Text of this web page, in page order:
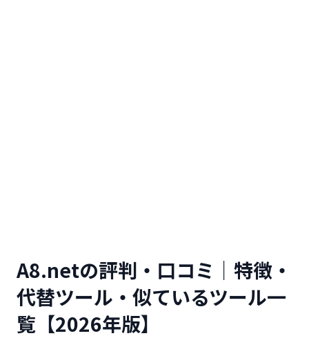
A8.netの評判・口コミ｜特徴・
代替ツール・似ているツール一
覧【2026年版】